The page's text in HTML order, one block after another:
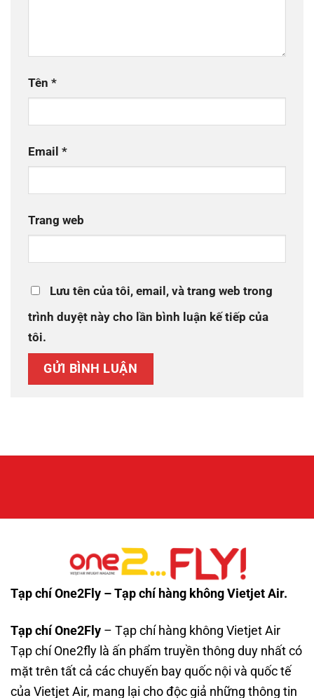
Tên *
Email *
Trang web
Lưu tên của tôi, email, và trang web trong
trình duyệt này cho lần bình luận kế tiếp của
tôi.
Tạp chí One2Fly – Tạp chí hàng không Vietjet Air.
Tạp chí One2Fly – Tạp chí hàng không Vietjet Air
Tạp chí One2fly là ấn phẩm truyền thông duy nhất có
mặt trên tất cả các chuyến bay quốc nội và quốc tế
của Vietjet Air, mang lại cho độc giả những thông tin